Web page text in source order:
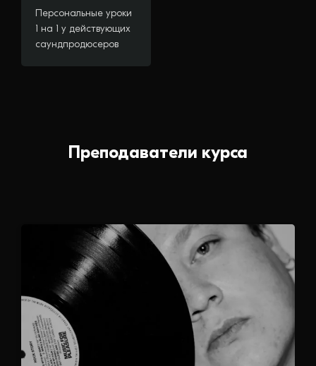
Персональные уроки
1 на 1 у действующих
саундпродюсеров
Преподаватели курса